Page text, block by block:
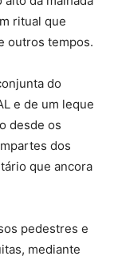
ritual que
outros tempos.
do
e de um leque
desde os
dos
que ancora
pedestres e
mediante